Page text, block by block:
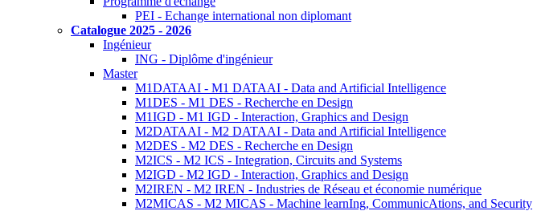
PEI - Echange international non diplomant
Catalogue 2025 - 2026
Ingénieur
ING - Diplôme d'ingénieur
Master
M1DATAAI - M1 DATAAI - Data and Artificial Intelligence
M1DES - M1 DES - Recherche en Design
M1IGD - M1 IGD - Interaction, Graphics and Design
M2DATAAI - M2 DATAAI - Data and Artificial Intelligence
M2DES - M2 DES - Recherche en Design
M2ICS - M2 ICS - Integration, Circuits and Systems
M2IGD - M2 IGD - Interaction, Graphics and Design
M2IREN - M2 IREN - Industries de Réseau et économie numérique
M2MICAS - M2 MICAS - Machine learnIng, CommunicAtions, and Security